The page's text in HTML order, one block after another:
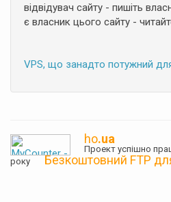
відвідувач сайту - пишіть
є власник цього сайту -
VPS, що занадто потужний
ho.ua
Проект успішно
року Безкоштовний FTP